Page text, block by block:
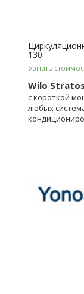
130
Узнать
Wilo
с короткой
любых